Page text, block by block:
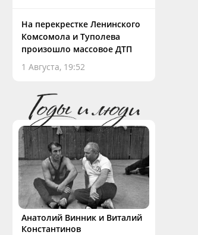
На перекрестке Ленинского
Комсомола и Туполева
произошло массовое ДТП
1 Августа, 19:52
Анатолий Винник и Виталий
Константинов